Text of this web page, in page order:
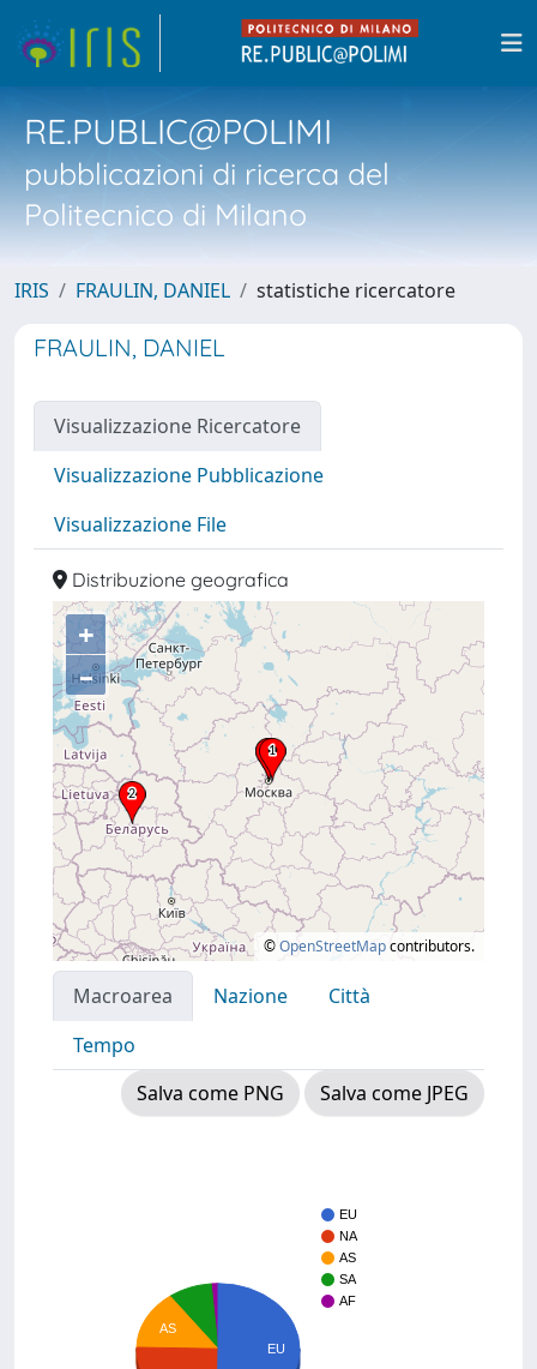
RE.PUBLIC@POLIMI
pubblicazioni di ricerca del
Politecnico di Milano
IRIS FRAULIN, DANIEL statistiche ricercatore
FRAULIN, DANIEL
Visualizzazione Ricercatore
Visualizzazione Pubblicazione
Visualizzazione File
Distribuzione geografica
+
–
©OpenStreetMapcontributors.
Macroarea Nazione
Città
Tempo
Salva come PNG
Salva come JPEG
EU
NA
AS
SA
AF
AS
EU